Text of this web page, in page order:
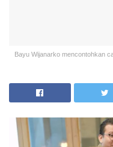
Bayu Wijanarko mencontohkan